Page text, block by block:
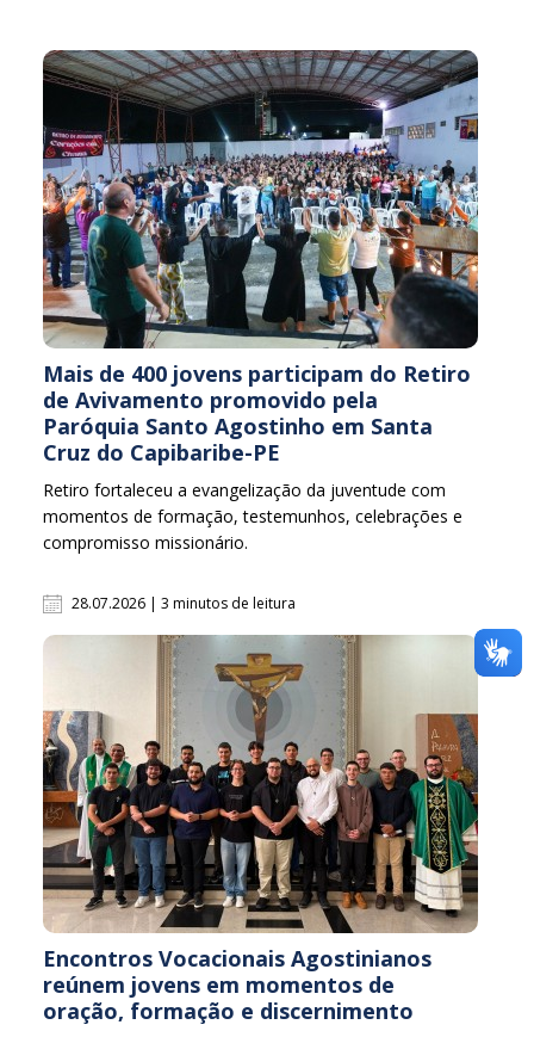
Mais de 400 jovens participam do Retiro
de Avivamento promovido pela
Paróquia Santo Agostinho em Santa
Cruz do Capibaribe-PE
Retiro fortaleceu a evangelização da juventude com
momentos de formação, testemunhos, celebrações e
compromisso missionário.
28.07.2026 | 3 minutos de leitura
Encontros Vocacionais Agostinianos
reúnem jovens em momentos de
oração, formação e discernimento